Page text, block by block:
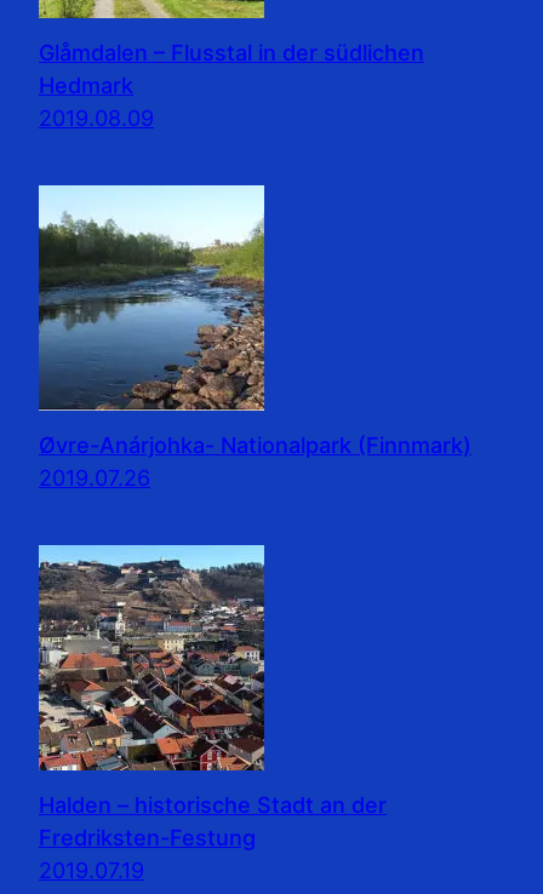
Glåmdalen – Flusstal in der südlichen
Hedmark
2019.08.09
Øvre-Anárjohka- Nationalpark (Finnmark)
2019.07.26
Halden – historische Stadt an der
Fredriksten-Festung
2019.07.19